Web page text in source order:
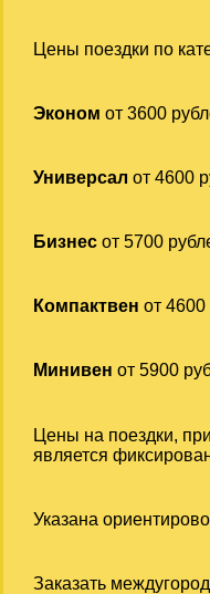
Цены поездки по
Эконом от 3600
Универсал от 4600
Бизнесот 5700
Компактвен от
Минивен от 5900
Цены на поездки,
является
Указана
Заказать